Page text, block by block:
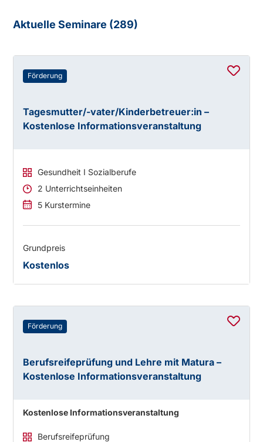
Aktuelle Seminare (289)
Förderung
Tagesmutter/-vater/Kinderbetreuer:in –
Kostenlose Informationsveranstaltung
Gesundheit I Sozialberufe
2 Unterrichtseinheiten
5 Kurstermine
Grundpreis
Kostenlos
Förderung
Berufsreifeprüfung und Lehre mit Matura –
Kostenlose Informationsveranstaltung
Kostenlose Informationsveranstaltung
Berufsreifeprüfung